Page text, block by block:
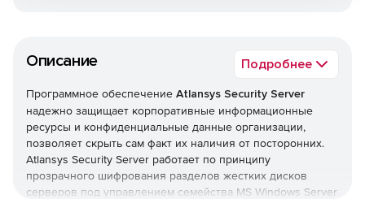
Описание Подробнее
Программное обеспечение Atlansys Security Server
надежно защищает корпоративные информационные
ресурсы и конфиденциальные данные организации,
позволяет скрыть сам факт их наличия от посторонних.
Atlansys Security Server работает по принципу
прозрачного шифрования разделов жестких дисков
серверов под управлением семейства MS Windows Server